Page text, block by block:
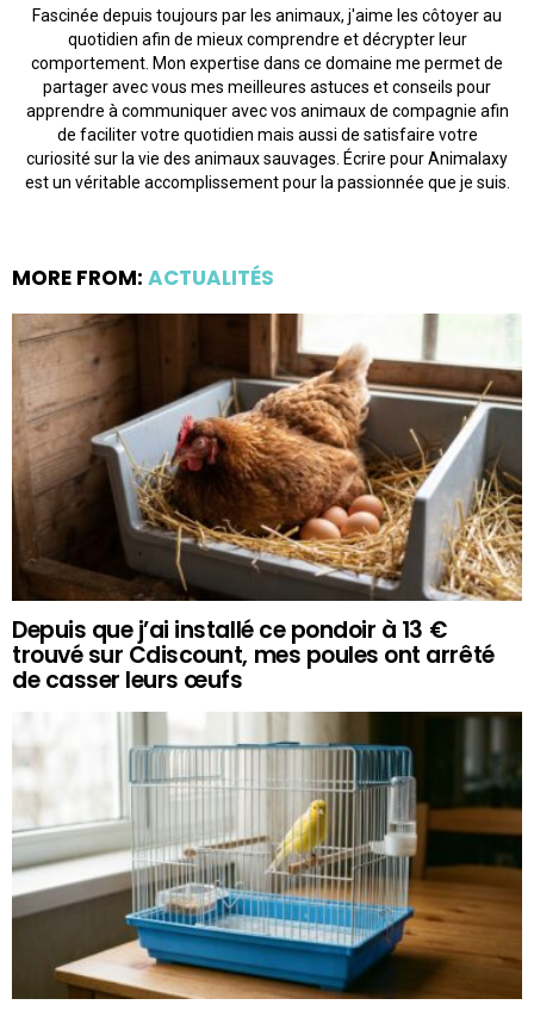
Fascinée depuis toujours par les animaux, j'aime les côtoyer au
quotidien afin de mieux comprendre et décrypter leur
comportement. Mon expertise dans ce domaine me permet de
partager avec vous mes meilleures astuces et conseils pour
apprendre à communiquer avec vos animaux de compagnie afin
de faciliter votre quotidien mais aussi de satisfaire votre
curiosité sur la vie des animaux sauvages. Écrire pour Animalaxy
est un véritable accomplissement pour la passionnée que je suis.
MORE FROM: ACTUALITÉS
Depuis que j’ai installé ce pondoir à 13 €
trouvé sur Cdiscount, mes poules ont arrêté
de casser leurs œufs